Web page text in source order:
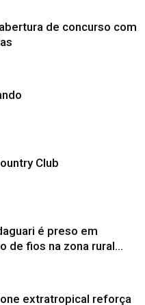
de concurso com
Club
é preso em
de fios na zona rural...
extratropical reforça